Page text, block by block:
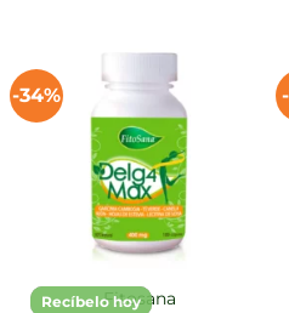
-34%
Recíbelo hoyFitosana